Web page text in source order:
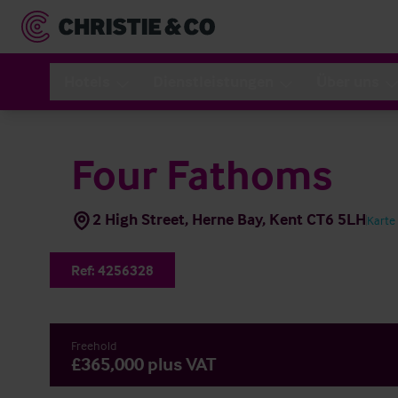
Four Fathoms
2 High Street, Herne Bay, Kent CT6 5LH
Ref: 4256328
Freehold
£365,000 plus VAT